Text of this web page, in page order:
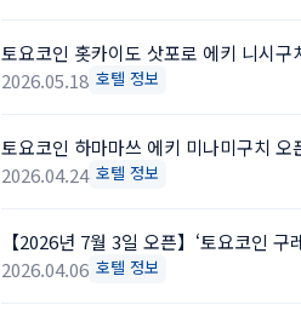
토요코인 홋카이도 삿포로 에키 니시구
2026.05.18 호텔 정보
토요코인 하마마쓰 에키 미나미구치 오
2026.04.24 호텔 정보
【2026년 7월 3일 오픈】‘토요코인 구
2026.04.06 호텔 정보